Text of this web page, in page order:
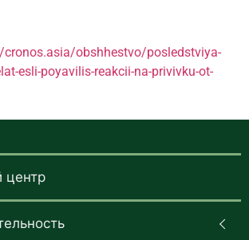
cronos.asia/obshhestvo/posledstviya-
esli-poyavilis-reakcii-na-privivku-ot-
центр